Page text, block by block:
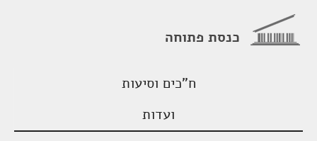
כנסת פתוחה
ח"כים וסיעות
ועדות